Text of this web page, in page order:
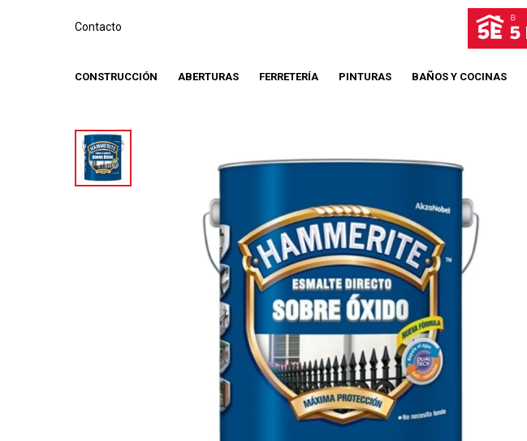
CONSTRUCCIÓN ABERTURAS FERRETERÍA PINTURAS BAÑOS Y COCINAS
Contacto